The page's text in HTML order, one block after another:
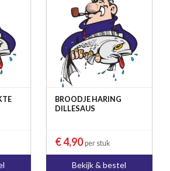
BROODJE HARING
DILLESAUS
€ 4,90per stuk
Bekijk & bestel